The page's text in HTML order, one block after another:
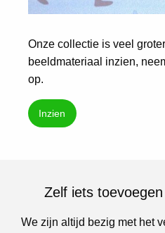
Onze collectie is veel
beeldmateriaal inzien,
op.
Inzien
Zelf iets
We zijn altijd bezig met het